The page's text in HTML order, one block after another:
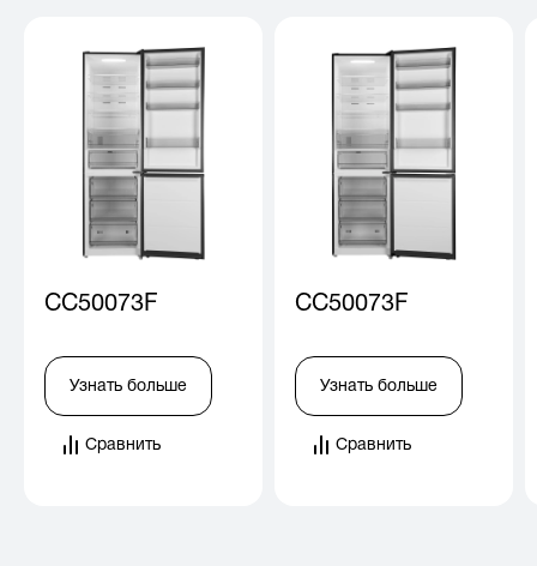
CC50073F
Узнать больше
Сравнить
CC50073F
Узнать больше
Сравнить